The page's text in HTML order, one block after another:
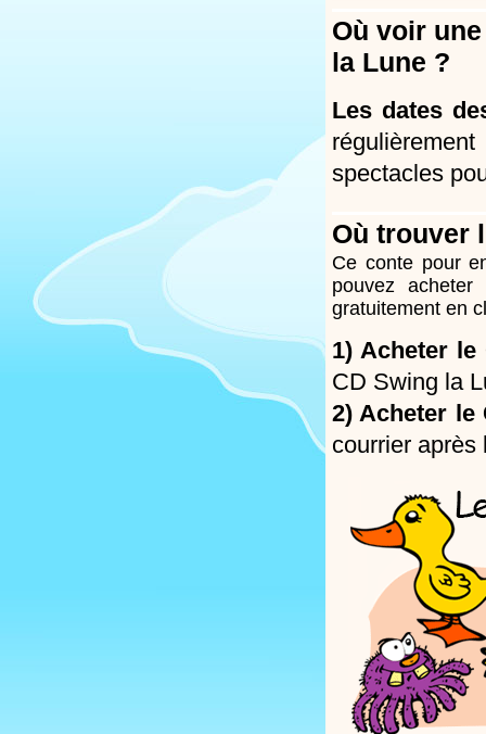
Où voir
la Lune ?
Les dates
spectacles
Où trouver
Ce conte pour
pouvez acheter
gratuitement en
1) Acheter le
CD Swing la
2)Acheter le
courrier après